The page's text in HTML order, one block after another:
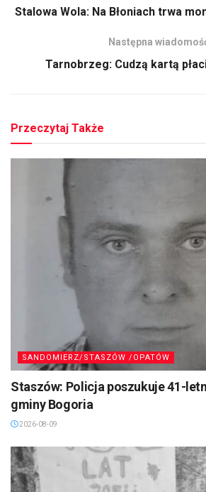
Stalowa Wola: Na Błoniach trwa
Następna
Tarnobrzeg: Cudzą kartą
Przeczytaj Także
SANDOMIERZ/STASZÓW /OPATÓW
Staszów: Policja poszukuje 41-
gminy Bogoria
2026-08-09